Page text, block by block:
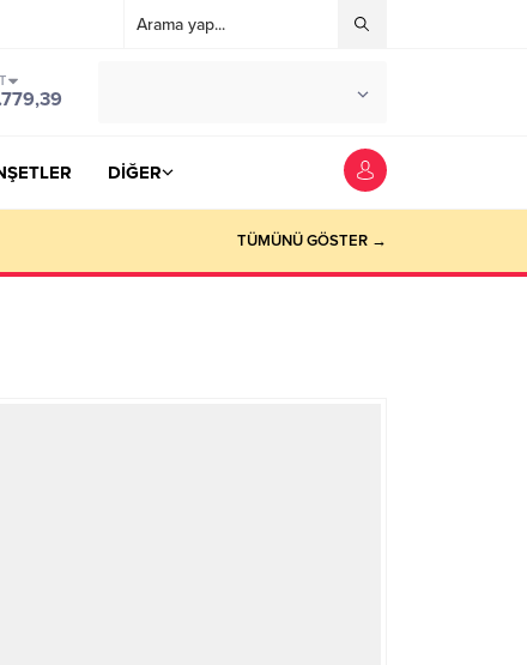
DİĞER
TÜMÜNÜ GÖSTER →